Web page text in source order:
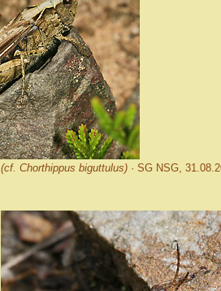
(cf. Chorthippus biguttulus) · SG NSG,